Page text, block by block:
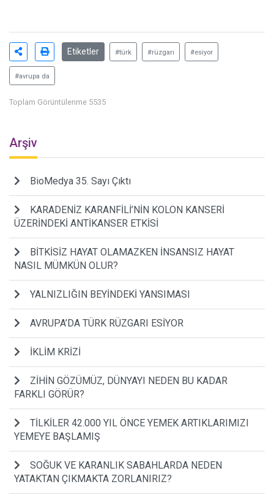
Etiketler #türk #rüzgarı #esiyor
#avrupa da
Toplam Görüntülenme 5535
Arşiv
BioMedya 35. Sayı Çıktı
KARADENİZ KARANFİLİ’NİN KOLON KANSERİ
ÜZERİNDEKİ ANTİKANSER ETKİSİ
BİTKİSİZ HAYAT OLAMAZKEN İNSANSIZ HAYAT
NASIL MÜMKÜN OLUR?
YALNIZLIĞIN BEYİNDEKİ YANSIMASI
AVRUPA’DA TÜRK RÜZGARI ESİYOR
İKLİM KRİZİ
ZİHİN GÖZÜMÜZ, DÜNYAYI NEDEN BU KADAR
FARKLI GÖRÜR?
TİLKİLER 42.000 YIL ÖNCE YEMEK ARTIKLARIMIZI
YEMEYE BAŞLAMIŞ
SOĞUK VE KARANLIK SABAHLARDA NEDEN
YATAKTAN ÇIKMAKTA ZORLANIRIZ?